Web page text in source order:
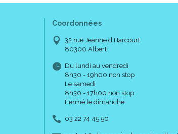
Coordonnées
32 rue Jeanne d’Harcourt
80300 Albert
Du lundi au vendredi
8h30 - 19h00 non stop
Le samedi
8h30 - 17h00 non stop
Fermé le dimanche
03 22 74 45 50